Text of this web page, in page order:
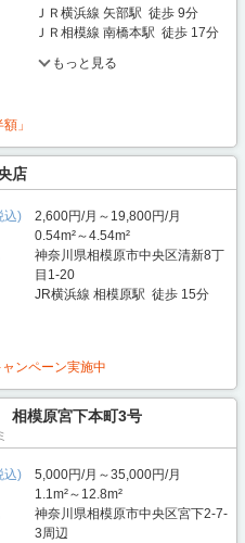
ＪＲ横浜線 矢部駅 徒歩 9分
ＪＲ相模線 南橋本駅 徒歩 17分
もっと見る
」
店
込)
2,600円/月～19,800円/月
0.54m²～4.54m²
神奈川県相模原市中央区清新8丁
目1-20
JR横浜線 相模原駅 徒歩 15分
ンペーン実施中
相模原宮下本町3号
込)
5,000円/月～35,000円/月
1.1m²～12.8m²
神奈川県相模原市中央区宮下2-7-
3周辺